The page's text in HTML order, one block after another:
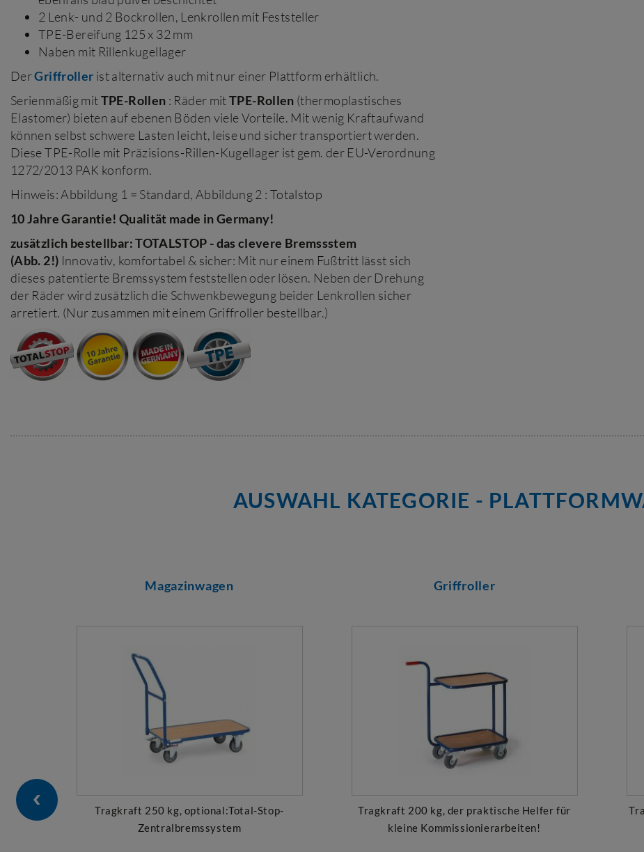
2 Lenk- und 2 Bockrollen, Lenkrollen mit Feststeller
TPE-Bereifung 125 x 32 mm
Naben mit Rillenkugellager
DerGriffroller ist alternativ auch mit nur einer Plattform erhältlich.
Serienmäßig mitTPE-Rollen : Räder mitTPE-Rollen (thermoplastisches
Elastomer) bieten auf ebenen Böden viele Vorteile. Mit wenig Kraftaufwand
können selbst schwere Lasten leicht, leise und sicher transportiert werden.
Diese TPE-Rolle mit Präzisions-Rillen-Kugellager ist gem. der EU-Verordnung
1272/2013 PAK konform.
Hinweis: Abbildung 1 = Standard, Abbildung 2 : Totalstop
10 Jahre Garantie! Qualität made in Germany!
zusätzlich bestellbar: TOTALSTOP - das clevere Bremssstem
(Abb. 2!) Innovativ, komfortabel & sicher: Mit nur einem Fußtritt lässt sich
dieses patentierte Bremssystem feststellen oder lösen. Neben der Drehung
der Räder wird zusätzlich die Schwenkbewegung beider Lenkrollen sicher
arretiert. (Nur zusammen mit einem Griffroller bestellbar.)
AUSWAHL KATEGORIE -
Magazinwagen
Tragkraft 250 kg, optional:Total-Stop-
Zentralbremssystem
Griffroller
Tragkraft 200 kg, der praktische Helfer für
kleine Kommissionierarbeiten!